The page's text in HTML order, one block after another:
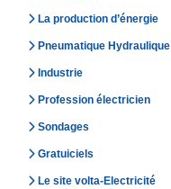
La production d’énergie
Pneumatique Hydraulique
Industrie
Profession électricien
Sondages
Gratuiciels
Le site volta-Electricité